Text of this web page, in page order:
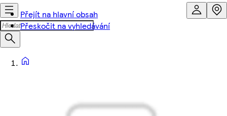
Přejít na hlavní obsah
Přeskočit na vyhledávání